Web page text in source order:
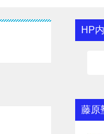
HP
藤原